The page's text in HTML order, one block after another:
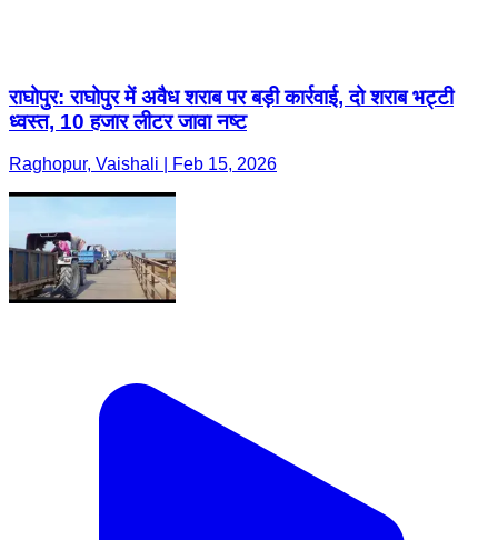
राघोपुर: राघोपुर में अवैध शराब पर बड़ी कार्रवाई, दो शराब भट्टी
ध्वस्त, 10 हजार लीटर जावा नष्ट
Raghopur, Vaishali | Feb 15, 2026